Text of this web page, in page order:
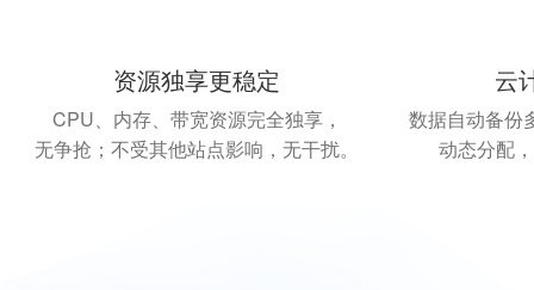
资源独享更稳定
CPU、内存、带宽资源完全独享，
无争抢；不受其他站点影响，无干扰。
云
数据自动备份
动态分配